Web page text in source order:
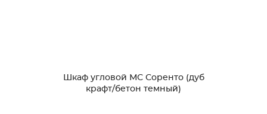
Шкаф угловой МС Соренто (дуб
крафт/бетон темный)